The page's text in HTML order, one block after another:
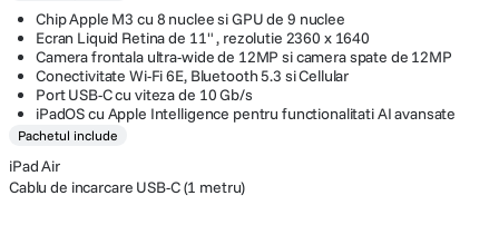
Chip Apple M3 cu 8 nuclee si GPU de 9 nuclee
Ecran Liquid Retina de 11" , rezolutie 2360 x 1640
Camera frontala ultra-wide de 12MP si camera spate de 12MP
Conectivitate Wi-Fi 6E, Bluetooth 5.3 si Cellular
Port USB-C cu viteza de 10 Gb/s
iPadOS cu Apple Intelligence pentru functionalitati AI avansate
Pachetul include
iPad Air
Cablu de incarcare USB-C (1 metru)